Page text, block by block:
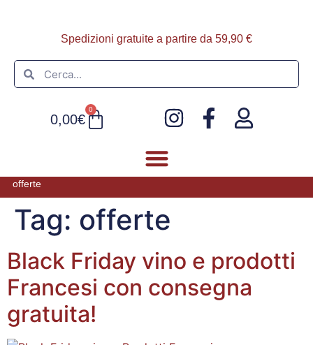
Spedizioni gratuite a partire da 59,90 €
0,00€
0
offerte
Tag: offerte
Black Friday vino e prodotti
Francesi con consegna
gratuita!